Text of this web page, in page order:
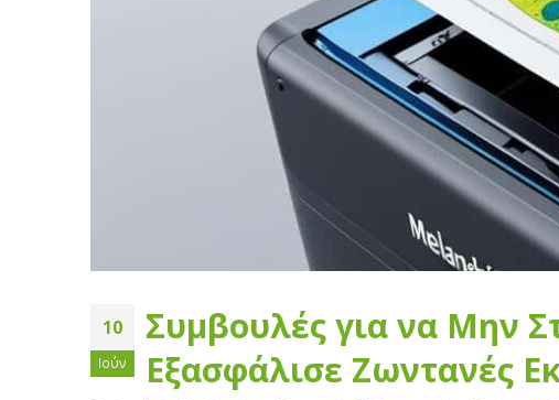
10
Ιούν
Συμβουλές για να Μην
Εξασφάλισε Ζωντανές